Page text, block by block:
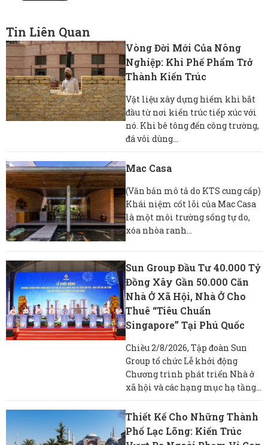
Tin Liên Quan
Vòng Đời Mới Của Nông
Nghiệp: Khi Phế Phẩm Trở
Thành Kiến Trúc
Vật liệu xây dựng hiếm khi bắt
đầu từ nơi kiến ​​trúc tiếp xúc với
nó. Khi bê tông đến công trường,
đá vôi dùng...
Mac Casa
(Văn bản mô tả do KTS cung cấp)
Khái niệm cốt lõi của Mac Casa
là một môi trường sống tự do,
xóa nhòa ranh...
Sun Group Đầu Tư 40.000 Tỷ
Đồng Xây Gần 50.000 Căn
Nhà Ở Xã Hội, Nhà Ở Cho
Thuê “tiêu Chuẩn
Singapore” Tại Phú Quốc
Chiều 2/8/2026, Tập đoàn Sun
Group tổ chức Lễ khởi động
Chương trình phát triển Nhà ở
xã hội và các hạng mục hạ tầng...
Thiết Kế Cho Những Thành
Phố Lạc Lõng: Kiến Trúc